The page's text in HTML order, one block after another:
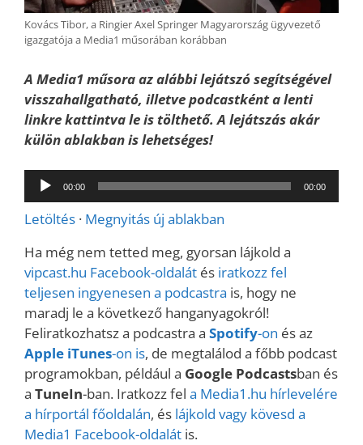
Kovács Tibor, a Ringier Axel Springer Magyarország ügyvezető
igazgatója a Media1 műsorában korábban
A Media1 műsora az alábbi lejátszó segítségével
visszahallgatható, illetve podcastként a lenti
linkre kattintva le is tölthető. A lejátszás akár
külön ablakban is lehetséges!
Audió
lejátszó
00:00 00:00
Letöltés · Megnyitás új ablakban
Ha még nem tetted meg, gyorsan lájkold a
vipcast.hu Facebook-oldalát és iratkozz fel
teljesen ingyenesen a podcastra is, hogy ne
maradj le a következő hanganyagokról!
Feliratkozhatsz a podcastra a Spotify-on és az
Apple iTunes-on is, de megtalálod a főbb podcast
programokban, például a Google Podcastsban és
a TuneIn-ban. Iratkozz fel a Media1.hu hírlevelére
a hírportál főoldalán, és lájkold vagy kövesd a
Media1 Facebook-oldalát is.